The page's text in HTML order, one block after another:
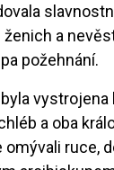
a
požehnání.
vystrojena
a oba
ruce,